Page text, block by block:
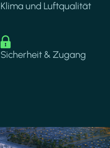
Klima und Luftqualität
Image
Sicherheit & Zugang